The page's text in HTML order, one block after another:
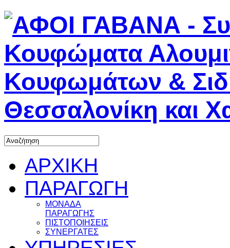
ΑΡΧΙΚΗ
ΠΑΡΑΓΩΓΗ
ΜΟΝΑΔΑ
ΠΑΡΑΓΩΓΗΣ
ΠΙΣΤΟΠΟΙΗΣΕΙΣ
ΣΥΝΕΡΓΑΤΕΣ